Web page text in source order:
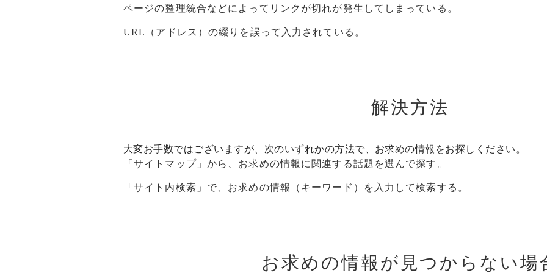
ページの整理統合などによってリンクが切れが発生してしまっている。
URL（アドレス）の綴りを誤って入力されている。
解決方法
大変お手数ではございますが、次のいずれかの方法で、お求めの情報をお探しください。
「サイトマップ」から、お求めの情報に関連する話題を選んで探す。
「サイト内検索」で、お求めの情報（キーワード）を入力して検索する。
お求めの情報が見つからない場